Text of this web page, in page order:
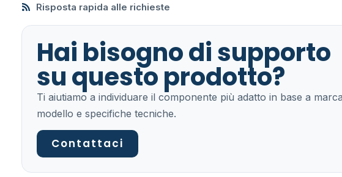
Risposta rapida alle richieste
Hai bisogno di supporto
su questo prodotto?
Ti aiutiamo a individuare il componente più adatto in base a
modello e specifiche tecniche.
Contattaci